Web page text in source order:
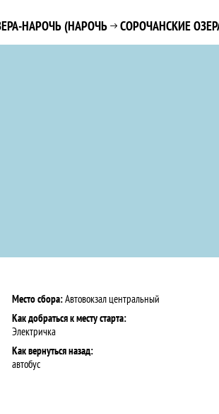
НАРОЧЬ(НАРОЧЬ СОРОЧАНСКИЕ
Место сбора:Автовокзал центральный
Как добраться к месту старта:
Электричка
Как вернуться назад:
автобус